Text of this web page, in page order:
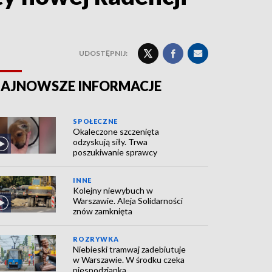
UDOSTĘPNIJ:
INFORMACJE
SPOŁECZNE
Okaleczone szczenięta
odzyskują siły. Trwa
poszukiwanie sprawcy
INNE
Kolejny niewybuch w
Warszawie. Aleja Solidarności
znów zamknięta
ROZRYWKA
Niebieski tramwaj zadebiutuje
w Warszawie. W środku czeka
niespodzianka